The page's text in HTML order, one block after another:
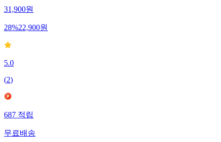
31,900원
28%22,900원
5.0
(2)
687적립
무료배송